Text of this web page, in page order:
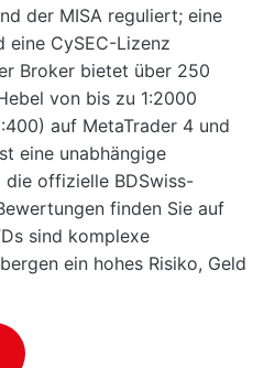
der MISA reguliert; eine
eine CySEC-Lizenz
Broker bietet über 250
von bis zu 1:2000
auf MetaTrader 4 und
eine unabhängige
offizielle BDSwiss-
finden Sie auf
sind komplexe
ein hohes Risiko, Geld